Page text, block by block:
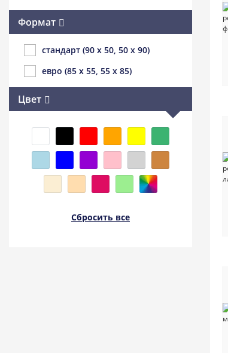
Формат
стандарт (90 x 50, 50 x 90)
евро (85 x 55, 55 x 85)
Цвет
Сбросить все